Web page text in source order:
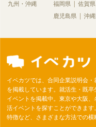
九州・沖縄 福岡県 佐賀県
鹿児島県
沖
イベカツでは、合同企業説明会
を掲載しています。就活生・既
イベントを掲載中。東京や大阪
活イベントを探すことができます
特徴など、さまざまな方法での横